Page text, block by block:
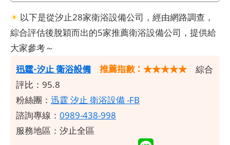
☀ 以下是從汐止28家衛浴設備公司，經由網路調查，
綜合評估後脫穎而出的5家推薦衛浴設備公司，提供給
大家參考～
​迅霆-汐止 衛浴設備 推薦指數：★★★★★ 綜合
評比：95.8
粉絲團： 迅霆 汐止 衛浴設備 -FB
諮詢專線： 0989-438-998
服務地區：汐止全區